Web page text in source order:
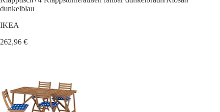
dunkelblau
IKEA
262,96 €